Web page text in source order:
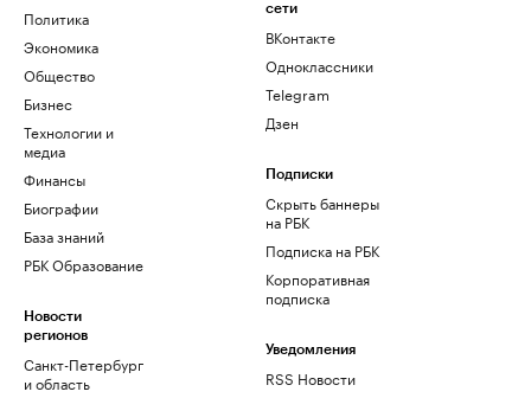
Политика
Экономика
Общество
Бизнес
Технологии и
медиа
Финансы
Биографии
База знаний
РБК Образование
Новости
регионов
Санкт-Петербург
и область
сети
ВКонтакте
Одноклассники
Telegram
Дзен
Подписки
Скрыть баннеры
на РБК
Подписка на РБК
Корпоративная
подписка
Уведомления
RSS Новости